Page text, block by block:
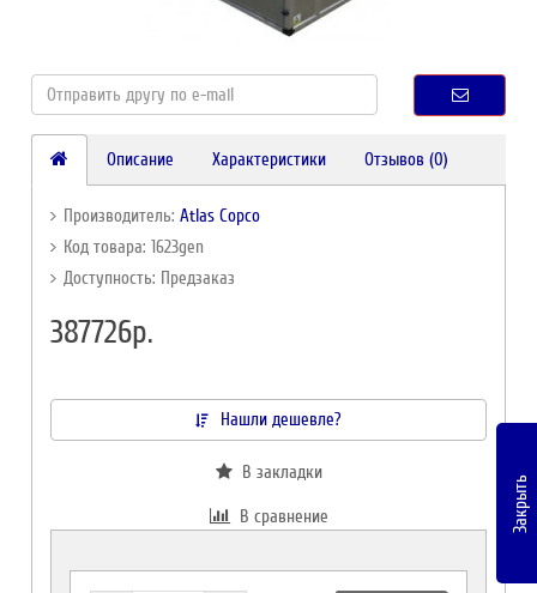
Описание Характеристики Отзывов (0)
Производитель:Atlas Copco
Код товара: 1623gen
Доступность: Предзаказ
387726р.
Нашли дешевле?
В закладки
В сравнение Закрыть